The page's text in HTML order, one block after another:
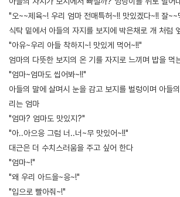
"오~~제육~! 우리 엄마 전매특허~!! 맛있겠다~!! 잘~~
식탁 밑에서 아들의 자지를 보지에 박은채로 개 처럼
"아유~우리 아들 착하지~! 맛있게 먹어~!!"
엄마의 다뜻한 보지의 온 기를 자지로 느끼며 밥을 먹
"엄마~엄마도 씹어봐~!!"
아들의 말에 살며시 눈을 감고 보지를 벌렁이며 아들
리는 엄마
"엄마? 엄마도 맛있지?"
"아..아으응 그럼 너..너~무 맛있어~!!"
대근은 더 수치스러움을 주고 싶어 한다
"엄마~!"
"왜 우리 아드을~응~!"
"입으로 빨아줘~!"